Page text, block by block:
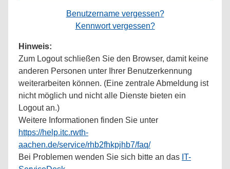
Benutzername vergessen?
Kennwort vergessen?
Hinweis:
Zum Logout schließen Sie den Browser, damit keine
anderen Personen unter Ihrer Benutzerkennung
weiterarbeiten können. (Eine zentrale Abmeldung ist
nicht möglich und nicht alle Dienste bieten ein
Logout an.)
Weitere Informationen finden Sie unter
https://help.itc.rwth-
aachen.de/service/rhb2fhkpjhb7/faq/
Bei Problemen wenden Sie sich bitte an das IT-